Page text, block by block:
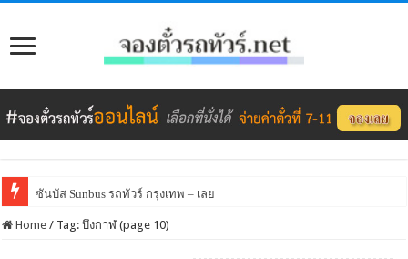
ซันบัส Sunbus รถทัวร์ กรุงเทพ – เลย
Home / Tag:บึงกาฬ(page 10)